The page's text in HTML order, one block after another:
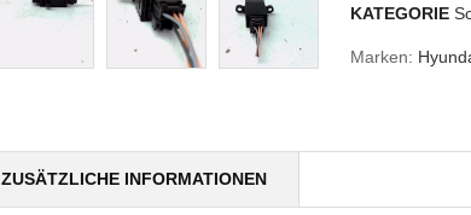
KATEGORIE
Marken:
ZUSÄTZLICHE INFORMATIONEN